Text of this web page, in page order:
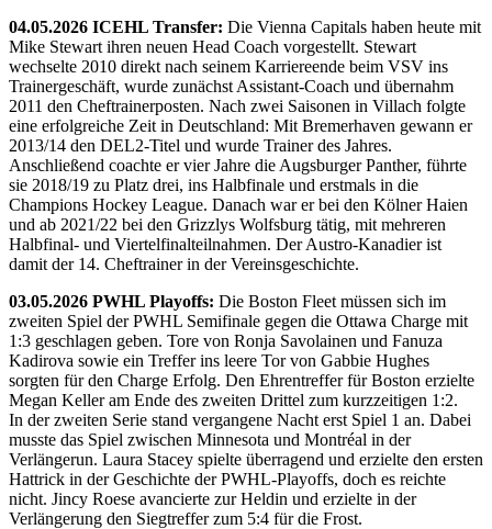
04.05.2026 ICEHL Transfer: Die Vienna Capitals haben heute mit
Mike Stewart ihren neuen Head Coach vorgestellt. Stewart
wechselte 2010 direkt nach seinem Karriereende beim VSV ins
Trainergeschäft, wurde zunächst Assistant-Coach und übernahm
2011 den Cheftrainerposten. Nach zwei Saisonen in Villach folgte
eine erfolgreiche Zeit in Deutschland: Mit Bremerhaven gewann er
2013/14 den DEL2-Titel und wurde Trainer des Jahres.
Anschließend coachte er vier Jahre die Augsburger Panther, führte
sie 2018/19 zu Platz drei, ins Halbfinale und erstmals in die
Champions Hockey League. Danach war er bei den Kölner Haien
und ab 2021/22 bei den Grizzlys Wolfsburg tätig, mit mehreren
Halbfinal- und Viertelfinalteilnahmen. Der Austro-Kanadier ist
damit der 14. Cheftrainer in der Vereinsgeschichte.
03.05.2026 PWHL Playoffs: Die Boston Fleet müssen sich im
zweiten Spiel der PWHL Semifinale gegen die Ottawa Charge mit
1:3 geschlagen geben. Tore von Ronja Savolainen und Fanuza
Kadirova sowie ein Treffer ins leere Tor von Gabbie Hughes
sorgten für den Charge Erfolg. Den Ehrentreffer für Boston erzielte
Megan Keller am Ende des zweiten Drittel zum kurzzeitigen 1:2.
In der zweiten Serie stand vergangene Nacht erst Spiel 1 an. Dabei
musste das Spiel zwischen Minnesota und Montréal in der
Verlängerun. Laura Stacey spielte überragend und erzielte den ersten
Hattrick in der Geschichte der PWHL-Playoffs, doch es reichte
nicht. Jincy Roese avancierte zur Heldin und erzielte in der
Verlängerung den Siegtreffer zum 5:4 für die Frost.